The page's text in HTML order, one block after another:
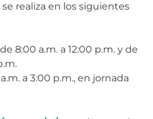
realiza en los siguientes
de 8:00 a.m. a 12:00 p.m. y de
a 3:00 p.m., en jornada